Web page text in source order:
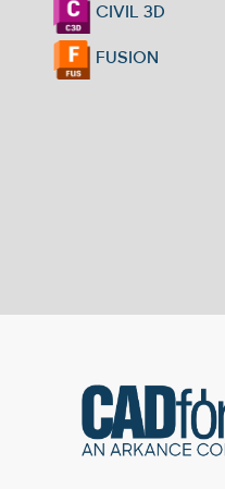
CIVIL 3D
FUSION